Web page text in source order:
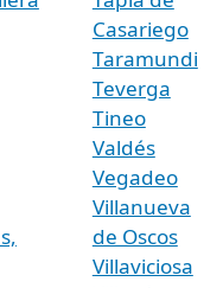
Casariego
Taramundi
Teverga
Tineo
Valdés
Vegadeo
Villanueva
de Oscos
Villaviciosa